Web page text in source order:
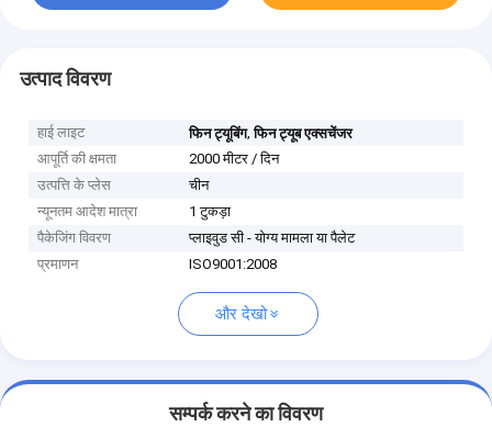
उत्पाद विवरण
हाई लाइट फिन ट्यूबिंग,फिन ट्यूब एक्सचेंजर
आपूर्ति की क्षमता
2000 मीटर / दिन
उत्पत्ति के प्लेस
चीन
न्यूनतम आदेश मात्रा
1 टुकड़ा
पैकेजिंग विवरण
प्लाइवुड सी - योग्य मामला या पैलेट
प्रमाणन
ISO9001:2008
और देखो
सम्पर्क करने का विवरण